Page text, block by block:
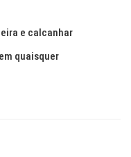
e calcanhar
quaisquer